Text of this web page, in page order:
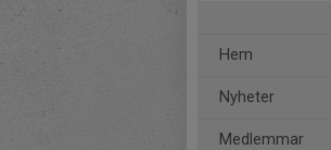
Hem
Nyheter
Medlemmar